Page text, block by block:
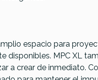
espacio para
disponibles. MPC XL
a crear de inmediato.